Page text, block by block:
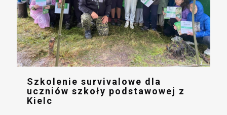
Szkolenie survivalowe dla
uczniów szkoły podstawowej z
Kielc